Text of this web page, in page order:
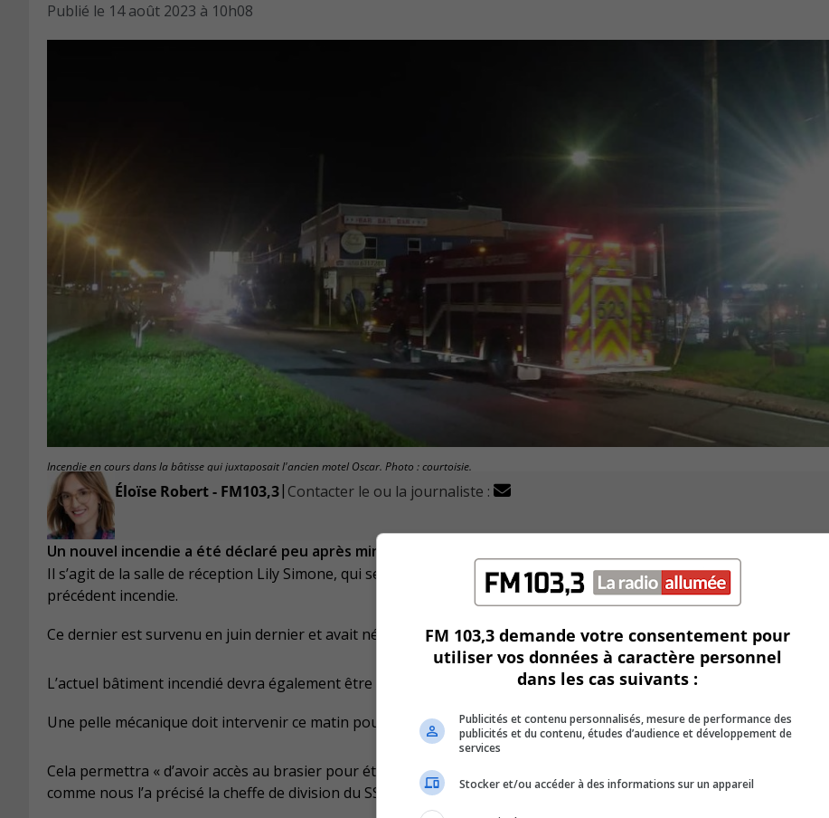
Publié le 14 août 2023 à 10h08
Incendie en cours dans la bâtisse qui juxtaposait l'ancien motel Oscar. Photo : courtoisie.
Éloïse Robert - FM103,3| Contacter le ou la journaliste :
Un nouvel incendie a été déclaré peu après minuit, ce lundi, à l’ex-motel Oscar, au 1100 boulevard Taschereau.
Il s’agit de la salle de réception Lily Simone, qui se trouve à côté de l’ancien motel, qui avait été détruit, lors d’un
précédent incendie.
Ce dernier est survenu en juin dernier et avait nécessité une démolition suite aux dégâts causés par les flammes.
L’actuel bâtiment incendié devra également être démoli.
Une pelle mécanique doit intervenir ce matin pour débuter la démolition.
Cela permettra « d’avoir accès au brasier pour éteindre totalement le feu et pour éviter tout risque d’effondrement »,
comme nous l’a précisé la cheffe de division du SSIAL, Annie Bilodeau.
FM 103,3 demande votre consentement pour
utiliser vos données à caractère personnel
dans les cas suivants :
Publicités et contenu personnalisés, mesure de performance des
publicités et du contenu, études d’audience et développement de
services
Stocker et/ou accéder à des informations sur un appareil